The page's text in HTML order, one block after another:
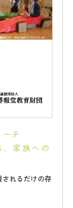
チ
家族への
されるだけの存